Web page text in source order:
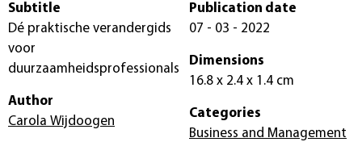
Subtitle
Dé praktische verandergids
voor
duurzaamheidsprofessionals
Author
Carola Wijdoogen
Publication date
07 - 03 - 2022
Dimensions
16.8 x 2.4 x 1.4 cm
Categories
Business and Management